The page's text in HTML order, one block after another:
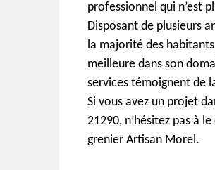
professionnel qui n’est
Disposant de plusieurs
la majorité des
meilleure dans son
services témoignent de
Si vous avez un projet
21290, n’hésitez pas à
grenier Artisan Morel.